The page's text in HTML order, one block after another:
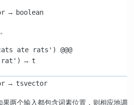
→ boolean
ate rats') @@@
rat') → t
→ tsvector
果两个输入都包含词素位置，则相应地调